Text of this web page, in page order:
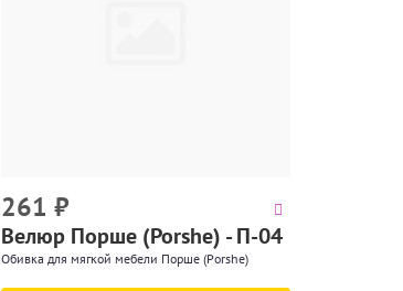
261 ₽
Велюр Порше (Porshe) - П-04
Обивка для мягкой мебели Порше (Porshe)